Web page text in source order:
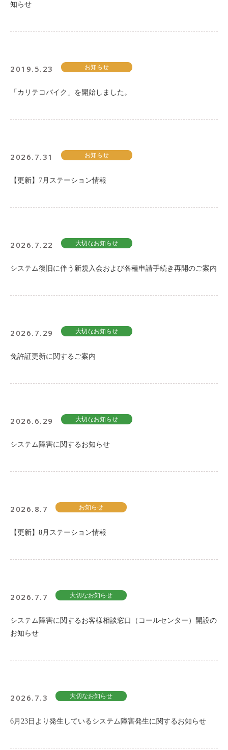
知らせ
2019.5.23 お知らせ
「カリテコバイク」を開始しました。
2026.7.31 お知らせ
【更新】7月ステーション情報
2026.7.22 大切なお知らせ
システム復旧に伴う新規入会および各種申請手続き再開のご案内
2026.7.29 大切なお知らせ
免許証更新に関するご案内
2026.6.29 大切なお知らせ
システム障害に関するお知らせ
2026.8.7 お知らせ
【更新】8月ステーション情報
2026.7.7 大切なお知らせ
システム障害に関するお客様相談窓口（コールセンター）開設の
お知らせ
2026.7.3 大切なお知らせ
6月23日より発生しているシステム障害発生に関するお知らせ